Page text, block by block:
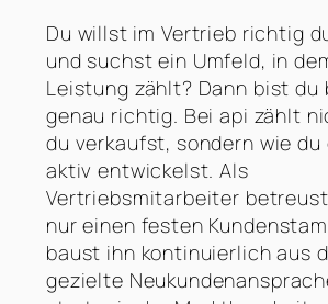
Initiativbewerbung
FAQ
Du willst im Vertrieb richtig
und suchst ein Umfeld, in
Leistung zählt? Dann bist du
genau richtig. Bei api zählt
du verkaufst, sondern wie du
aktiv entwickelst. Als
Vertriebsmitarbeiter
nur einen festen
baust ihn kontinuierlich aus
gezielte